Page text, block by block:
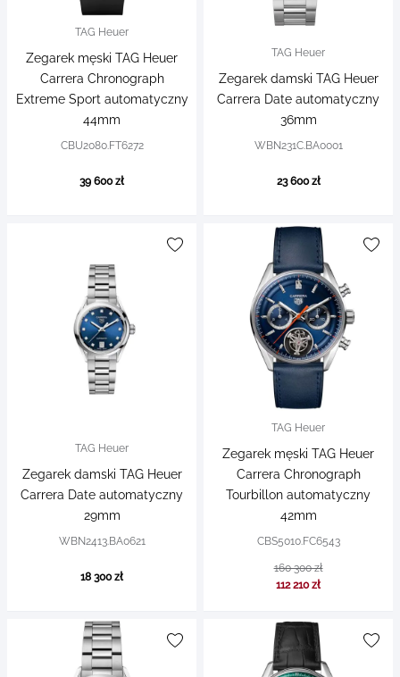
TAG Heuer
Zegarek męski TAG Heuer
Carrera Chronograph
Extreme Sport automatyczny
44mm
CBU2080.FT6272
39 600 zł
TAG Heuer
Zegarek damski TAG Heuer
Carrera Date automatyczny
36mm
WBN231C.BA0001
23 600 zł
TAG Heuer
Zegarek damski TAG Heuer
Carrera Date automatyczny
29mm
WBN2413.BA0621
18 300 zł
TAG Heuer
Zegarek męski TAG Heuer
Carrera Chronograph
Tourbillon automatyczny
42mm
CBS5010.FC6543
160 300 zł
112 210 zł